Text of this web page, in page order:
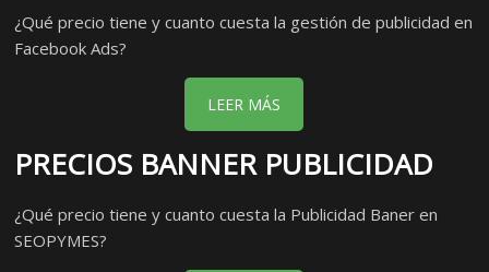
¿Qué precio tiene y cuanto cuesta la gestión de publicidad en
Facebook Ads?
LEER MÁS
PRECIOS BANNER PUBLICIDAD
¿Qué precio tiene y cuanto cuesta la Publicidad Baner en
SEOPYMES?